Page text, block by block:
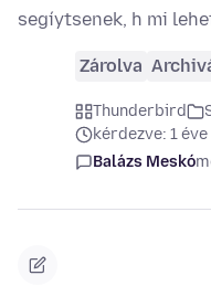
segíytsenek, h mi
Zárolva
Thunderbird
kérdezve: 1 éve
Balázs Meskó